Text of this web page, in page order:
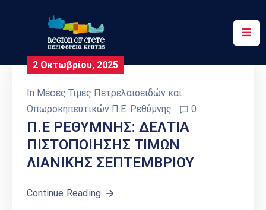
Περιφέρεια
Έργα
Δράσεις
Ψηφιακές
2 Οκτωβρίου, 2025
In Μέσες Τιμές Πετρελαιοειδών και
Οπωροκηπευτικών Π.Ε. Ρεθύμνης
0
Π.Ε ΡΕΘΥΜΝΗΣ: ΔΕΛΤΙΑ
ΠΙΣΤΟΠΟΙΗΣΗΣ ΤΙΜΩΝ
ΛΙΑΝΙΚΗΣ ΣΕΠΤΕΜΒΡΙΟΥ
Continue Reading